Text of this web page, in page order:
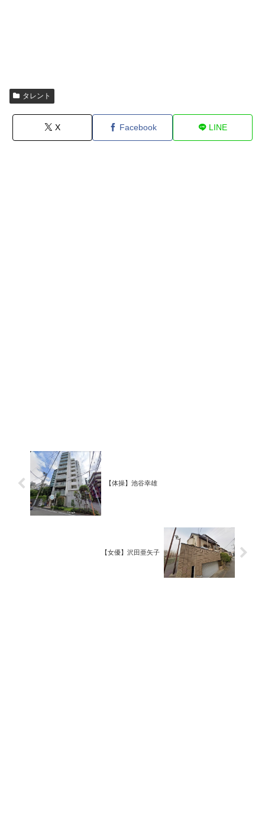
タレント
X Facebook LINE
【体操】池谷幸雄
【女優】沢田亜矢子